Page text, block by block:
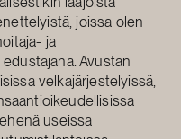
joissa olen
ja
Avustan
velkajärjestelyissä,
useissa